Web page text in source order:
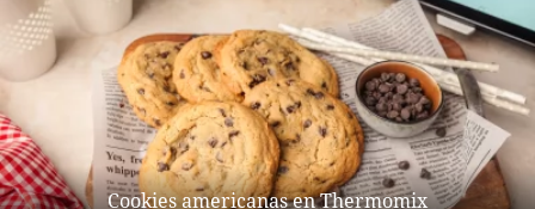
Cookies americanas en Thermomix